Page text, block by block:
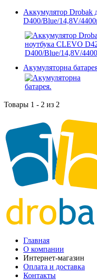
Аккумулятор Drobak
D400/Blue/14,8V/
Акумуляторна
Товары 1 - 2 из 2
Главная
О компании
Интернет-магазин
Оплата и доставка
Контакты